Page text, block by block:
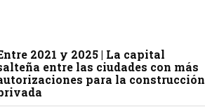
2021 y 2025 | La capital
entre las ciudades con más
para la construcción